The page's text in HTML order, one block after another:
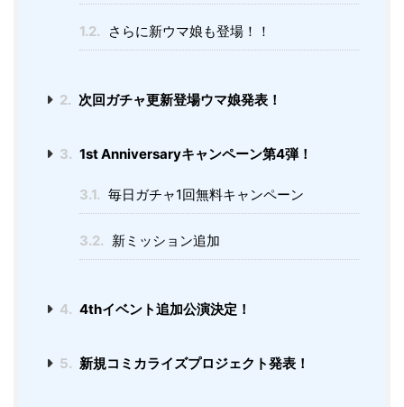
1.2. さらに新ウマ娘も登場！！
2. 次回ガチャ更新登場ウマ娘発表！
3. 1st Anniversaryキャンペーン第4弾！
3.1. 毎日ガチャ1回無料キャンペーン
3.2. 新ミッション追加
4. 4thイベント追加公演決定！
5. 新規コミカライズプロジェクト発表！